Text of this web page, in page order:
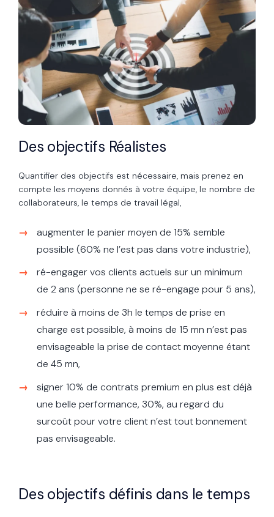
Des objectifs Réalistes
Quantifier des objectifs est nécessaire, mais prenez en
compte les moyens donnés à votre équipe, le nombre de
collaborateurs, le temps de travail légal,
augmenter le panier moyen de 15% semble
possible (60% ne l’est pas dans votre industrie),
ré-engager vos clients actuels sur un minimum
de 2 ans (personne ne se ré-engage pour 5 ans),
réduire à moins de 3h le temps de prise en
charge est possible, à moins de 15 mn n’est pas
envisageable la prise de contact moyenne étant
de 45 mn,
signer 10% de contrats premium en plus est déjà
une belle performance, 30%, au regard du
surcoût pour votre client n’est tout bonnement
pas envisageable.
Des objectifs définis dans le temps